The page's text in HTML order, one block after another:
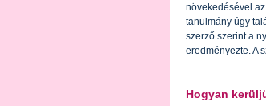
növekedésével
tanulmány úgy
szerző szerint a
eredményezte. A
Hogyan